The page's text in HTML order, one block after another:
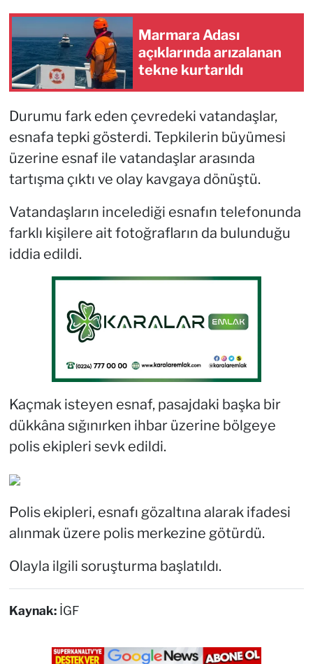
Marmara Adası
açıklarında arızalanan
tekne kurtarıldı
Durumu fark eden çevredeki vatandaşlar,
esnafa tepki gösterdi. Tepkilerin büyümesi
üzerine esnaf ile vatandaşlar arasında
tartışma çıktı ve olay kavgaya dönüştü.
Vatandaşların incelediği esnafın telefonunda
farklı kişilere ait fotoğrafların da bulunduğu
iddia edildi.
Kaçmak isteyen esnaf, pasajdaki başka bir
dükkâna sığınırken ihbar üzerine bölgeye
polis ekipleri sevk edildi.
Polis ekipleri, esnafı gözaltına alarak ifadesi
alınmak üzere polis merkezine götürdü.
Olayla ilgili soruşturma başlatıldı.
Kaynak: İGF